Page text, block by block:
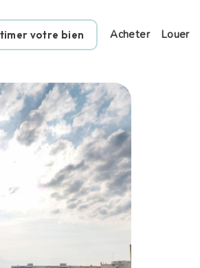
votre bien Acheter Louer